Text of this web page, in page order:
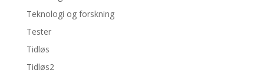
Teknologi og forskning
Tester
Tidløs
Tidløs2